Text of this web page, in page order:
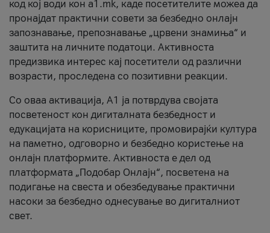
код кој води кон a1.mk, каде посетителите можеа да
пронајдат практични совети за безбедно онлајн
запознавање, препознавање „црвени знамиња“ и
заштита на личните податоци. Активноста
предизвика интерес кај посетители од различни
возрасти, проследена со позитивни реакции.
Со оваа активација, А1 ја потврдува својата
посветеност кон дигиталната безбедност и
едукацијата на корисниците, промовирајќи култура
на паметно, одговорно и безбедно користење на
онлајн платформите. Активноста е дел од
платформата „Подобар Онлајн“, посветена на
подигање на свеста и обезбедување практични
насоки за безбедно однесување во дигиталниот
свет.